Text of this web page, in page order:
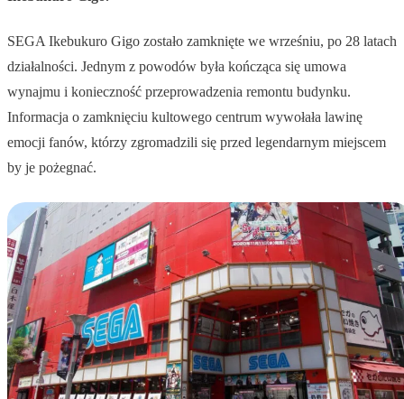
SEGA Ikebukuro Gigo zostało zamknięte we wrześniu, po 28 latach
działalności. Jednym z powodów była kończąca się umowa
wynajmu i konieczność przeprowadzenia remontu budynku.
Informacja o zamknięciu kultowego centrum wywołała lawinę
emocji fanów, którzy zgromadzili się przed legendarnym miejscem
by je pożegnać.